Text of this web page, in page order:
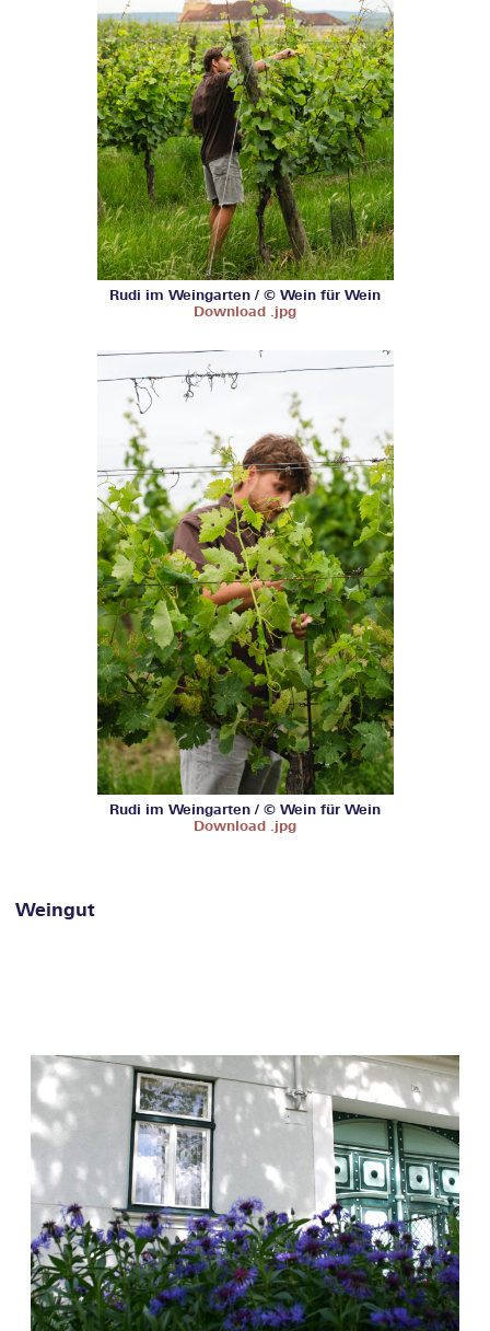
Rudi im Weingarten / © Wein für Wein
Download .jpg
Rudi im Weingarten / © Wein für Wein
Download .jpg
Weingut